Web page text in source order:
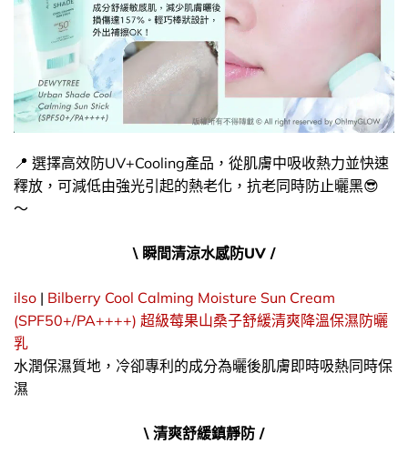
📍 選擇高效防UV+Cooling產品，從肌膚中吸收熱力並快速
釋放，可減低由強光引起的熱老化，抗老同時防止曬黑😎
～
\ 瞬間清涼水感防UV /
ilso | Bilberry Cool Calming Moisture Sun Cream
(SPF50+/PA++++) 超級莓果山桑子舒緩清爽降溫保濕防曬
乳
水潤保濕質地，冷卻專利的成分為曬後肌膚即時吸熱同時保
濕
\ 清爽舒緩鎮靜防 /